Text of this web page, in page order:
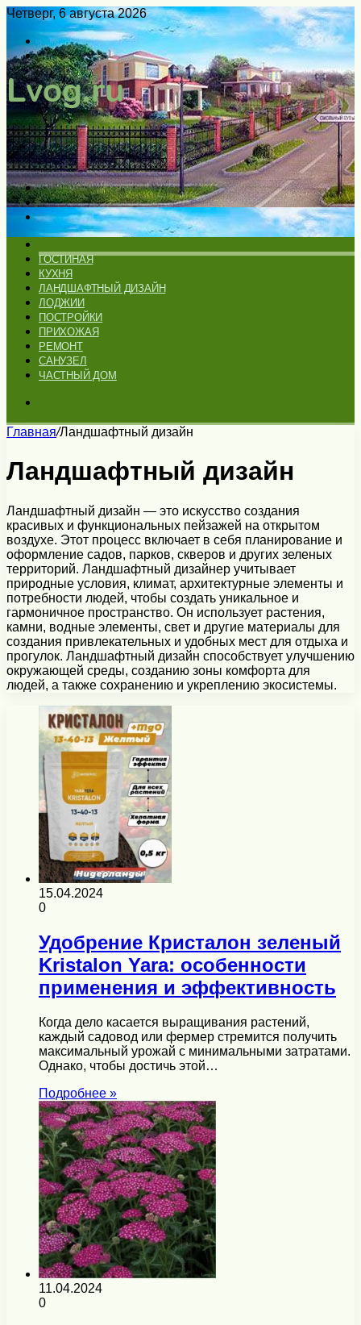
Четверг, 6 августа 2026
Войти
Switch
skin
Меню
Искать
Switch
skin
ГОСТИНАЯ
КУХНЯ
ЛАНДШАФТНЫЙ ДИЗАЙН
ЛОДЖИИ
ПОСТРОЙКИ
ПРИХОЖАЯ
РЕМОНТ
САНУЗЕЛ
ЧАСТНЫЙ ДОМ
Главная/Ландшафтный дизайн
Ландшафтный дизайн
Ландшафтный дизайн — это искусство создания
красивых и функциональных пейзажей на открытом
воздухе. Этот процесс включает в себя планирование и
оформление садов, парков, скверов и других зеленых
территорий. Ландшафтный дизайнер учитывает
природные условия, климат, архитектурные элементы и
потребности людей, чтобы создать уникальное и
гармоничное пространство. Он использует растения,
камни, водные элементы, свет и другие материалы для
создания привлекательных и удобных мест для отдыха и
прогулок. Ландшафтный дизайн способствует улучшению
окружающей среды, созданию зоны комфорта для
людей, а также сохранению и укреплению экосистемы.
15.04.2024
0
Удобрение Кристалон зеленый
Kristalon Yara: особенности
применения и эффективность
Когда дело касается выращивания растений,
каждый садовод или фермер стремится получить
максимальный урожай с минимальными затратами.
Однако, чтобы достичь этой…
Подробнее »
11.04.2024
0